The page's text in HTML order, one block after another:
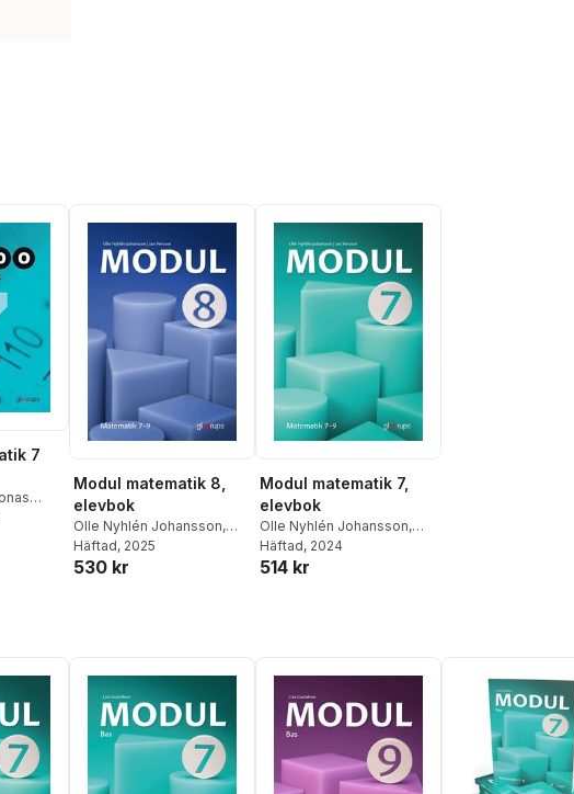
7
antal röster:
Modul matematik 8,
elevbok
Olle Nyhlén Johansson,
Jan Persson
Häftad, 2025
530 kr
Modul matematik 7,
elevbok
Olle Nyhlén Johansson,
Jan Persson
Häftad, 2024
514 kr